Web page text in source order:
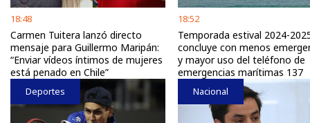
18:48
Carmen Tuitera lanzó directo
mensaje para Guillermo Maripán:
“Enviar vídeos íntimos de mujeres
está penado en Chile”
18:52
Temporada estival 2024-
concluye con menos
y mayor uso del teléfono de
emergencias marítimas 137
Deportes Nacional